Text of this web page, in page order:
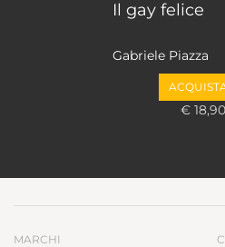
Il gay felice
Gabriele Piazza
€ 18,90
MARCHI